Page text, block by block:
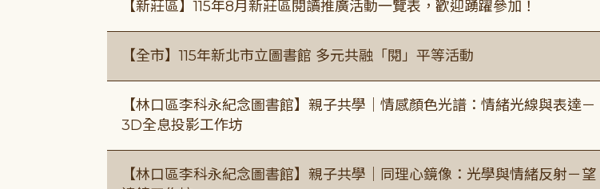
【新莊區】115年8月新莊區閱讀推廣活動一覽表，歡迎踴躍參加！
【全市】115年新北市立圖書館 多元共融「閱」平等活動
【林口區李科永紀念圖書館】親子共學｜情感顏色光譜：情緒光線與表達－
3D全息投影工作坊
【林口區李科永紀念圖書館】親子共學｜同理心鏡像：光學與情緒反射－望